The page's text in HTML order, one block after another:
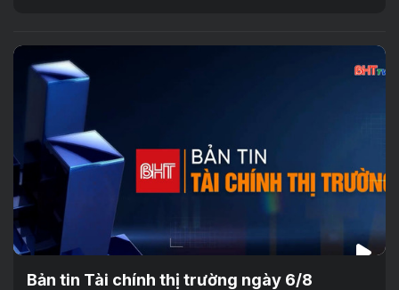
Bản tin Tài chính thị trường ngày 6/8